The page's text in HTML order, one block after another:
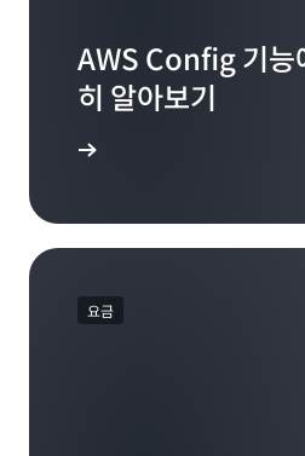
AWS Config 기능
히 알아보기
요금